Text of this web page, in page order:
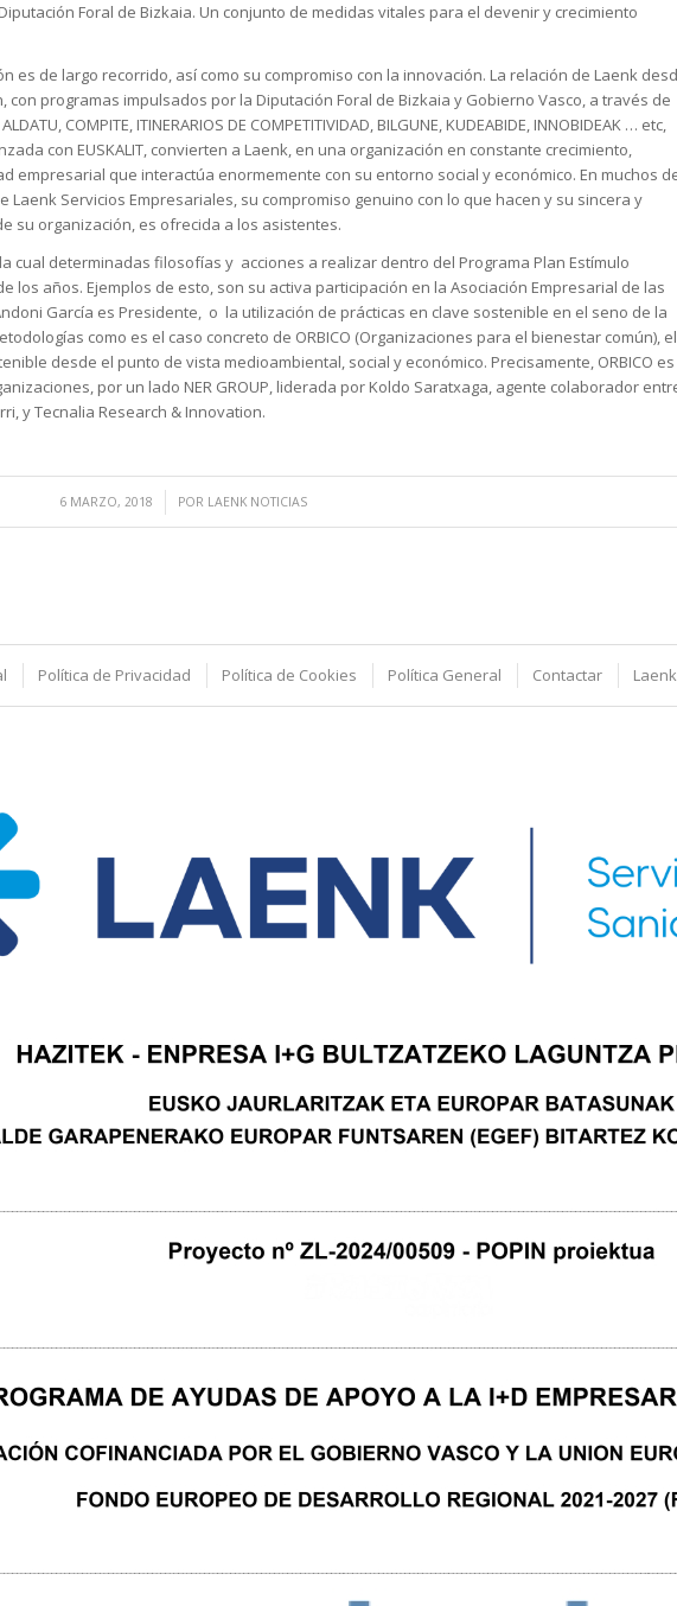
Foral de Bizkaia. Un conjunto de medidas vitales para el devenir y crecimiento
es de largo recorrido, así como su compromiso con la innovación. La relación de Laenk
programas impulsados por la Diputación Foral de Bizkaia y Gobierno Vasco, a través de
COMPITE, ITINERARIOS DE COMPETITIVIDAD, BILGUNE, KUDEABIDE, INNOBIDEAK … etc,
con EUSKALIT, convierten a Laenk, en una organización en constante crecimiento,
empresarial que interactúa enormemente con su entorno social y económico. En muchos
Servicios Empresariales, su compromiso genuino con lo que hacen y su sincera y
su organización, es ofrecida a los asistentes.
cual determinadas filosofías y acciones a realizar dentro del Programa Plan Estímulo
los años. Ejemplos de esto, son su activa participación en la Asociación Empresarial de las
García es Presidente, o la utilización de prácticas en clave sostenible en el seno de la
como es el caso concreto de ORBICO (Organizaciones para el bienestar común), el
desde el punto de vista medioambiental, social y económico. Precisamente, ORBICO es
por un lado NER GROUP, liderada por Koldo Saratxaga, agente colaborador
y Tecnalia Research & Innovation.
6 MARZO, 2018
/ POR LAENK NOTICIAS
Política de Privacidad Política de Cookies Política General Contactar